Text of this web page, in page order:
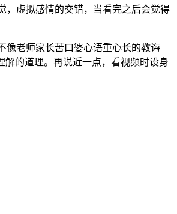
，虚拟感情的交错，当看完之后会觉得
像老师家长苦口婆心语重心长的教诲
的道理。再说近一点，看视频时设身